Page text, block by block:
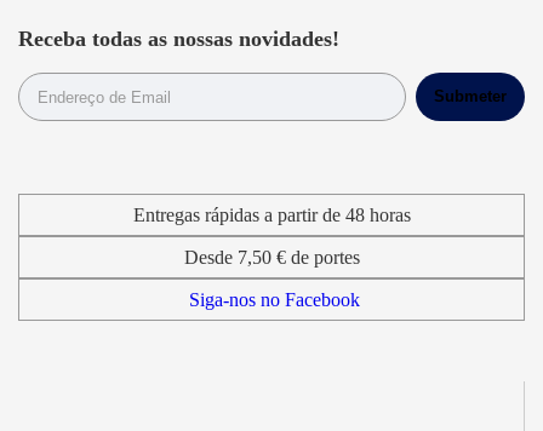
Receba todas as nossas novidades!
Entregas rápidas a partir de 48 horas
Desde 7,50 € de portes
Siga-nos no Facebook